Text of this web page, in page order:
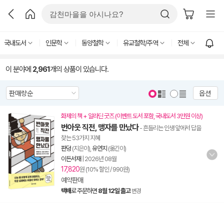
국내도서 인문학 동양철학 유교철학/주역 전체
이 분야에 2,961개의 상품이 있습니다.
옵션
화제의 책 + 알라딘 굿즈 (이벤트 도서 포함, 국내도서 3만원 이상)
번아웃 직전, 맹자를 만났다- 흔들리는 인생 앞에서 답을
찾는 53가지 지혜
판덩 (지은이), 유연지 (옮긴이)
이든서재 2026년 08월
17,820원 (10% 할인 / 990원)
예약판매
택배로 주문하면 8월 12일 출고 변경